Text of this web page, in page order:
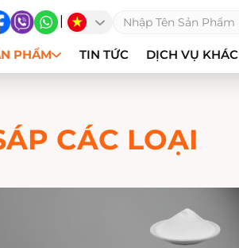
|
PHẨM TIN TỨC DỊCH VỤ KHÁC
CÁC LOẠI